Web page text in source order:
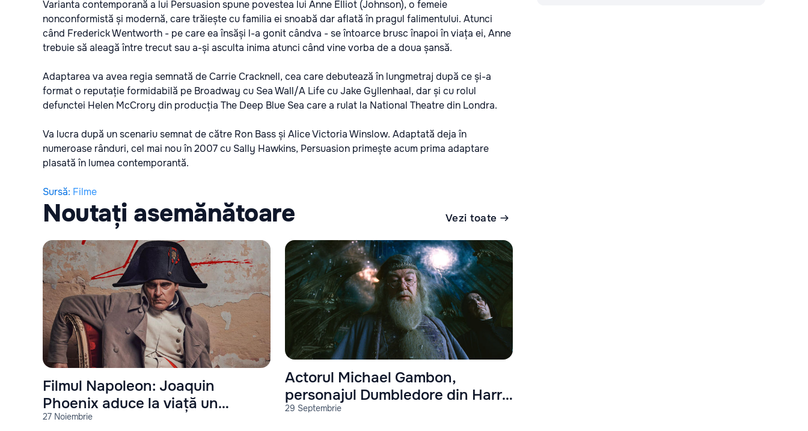
Varianta contemporană a lui Persuasion spune povestea lui Anne Elliot (Johnson), o femeie
nonconformistă și modernă, care trăiește cu familia ei snoabă dar aflată în pragul falimentului. Atunci
când Frederick Wentworth - pe care ea însăși l-a gonit cândva - se întoarce brusc înapoi în viața ei, Anne
trebuie să aleagă între trecut sau a-și asculta inima atunci când vine vorba de a doua șansă.
Adaptarea va avea regia semnată de Carrie Cracknell, cea care debutează în lungmetraj după ce și-a
format o reputație formidabilă pe Broadway cu Sea Wall/A Life cu Jake Gyllenhaal, dar și cu rolul
defunctei Helen McCrory din producția The Deep Blue Sea care a rulat la National Theatre din Londra.
Va lucra după un scenariu semnat de către Ron Bass și Alice Victoria Winslow. Adaptată deja în
numeroase rânduri, cel mai nou în 2007 cu Sally Hawkins, Persuasion primește acum prima adaptare
plasată în lumea contemporantă.
Sursă: Filme
Noutați asemănătoare Vezi toate
27 Noiembrie
Filmul Napoleon: Joaquin
Phoenix aduce la viață un
spectacol istoric
29 Septembrie
Actorul Michael Gambon,
personajul Dumbledore din Harry
Potter, a murit